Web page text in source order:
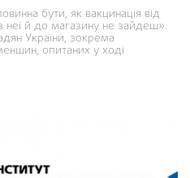
бути, як вакцинація від
й до магазину не зайдеш».
України, зокрема
опитаних у ході